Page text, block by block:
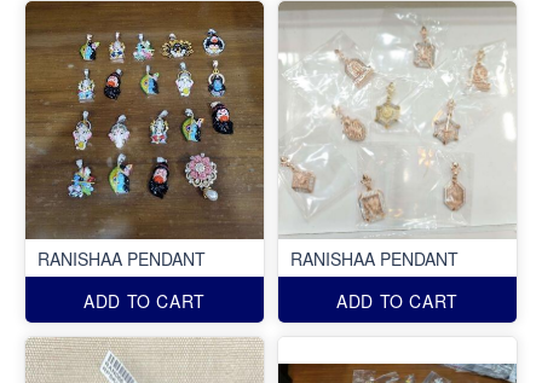
RANISHAA PENDANT
ADD TO CART
RANISHAA PENDANT
ADD TO CART